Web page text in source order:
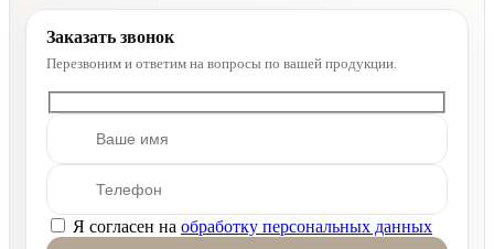
Заказать звонок
Перезвоним и ответим на вопросы по вашей продукции.
Оставьте это поле пустым.
Я согласен на обработку персональных данных